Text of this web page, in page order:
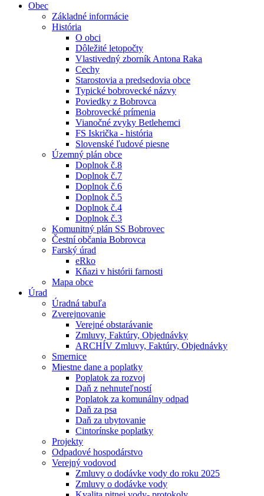
Obec
Základné informácie
História
O obci
Dôležité letopočty
Vlastivedný zborník Antona Raka
Cechy
Starostovia a predsedovia obce
Typické bobrovecké názvy
Poviedky z Bobrovca
Bobrovecké prímenia
Vianočné zvyky Betlehemci
FS Iskrička - história
Slovenské ľudové piesne
Územný plán obce
Doplnok č.8
Doplnok č.7
Doplnok č.6
Doplnok č.5
Doplnok č.4
Doplnok č.3
Komunitný plán SS Bobrovec
Čestní občania Bobrovca
Farský úrad
eRko
Kňazi v histórii farnosti
Mapa obce
Úrad
Úradná tabuľa
Zverejnovanie
Verejné obstarávanie
Zmluvy, Faktúry, Objednávky
ARCHÍV Zmluvy, Faktúry, Objednávky
Smernice
Miestne dane a poplatky
Poplatok za rozvoj
Daň z nehnuteľností
Poplatok za komunálny odpad
Daň za psa
Daň za ubytovanie
Cintorínske poplatky
Projekty
Odpadové hospodárstvo
Verejný vodovod
Zmluvy o dodávke vody do roku 2025
Zmluvy o dodávke vody